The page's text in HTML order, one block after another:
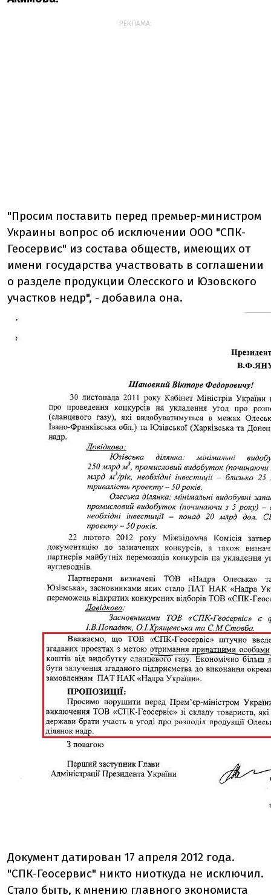
РЕКЛАМА:
"Просим поставить перед премьер-министром
Украины вопрос об исключении ООО "СПК-
Геосервис" из состава обществ, имеющих от
имени государства участвовать в соглашении
о разделе продукции Олесского и Юзовского
участков недр", - добавила она.
Документ датирован 17 апреля 2012 года.
"СПК-Геосервис" никто ниоткуда не исключил.
Стало быть, к мнению главного экономиста